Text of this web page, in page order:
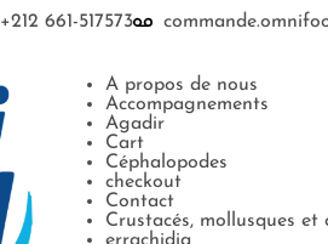
+212 661-517573
A propos de nous
Accompagnements
Agadir
Cart
Céphalopodes
checkout
Contact
Crustacés, mollusques et